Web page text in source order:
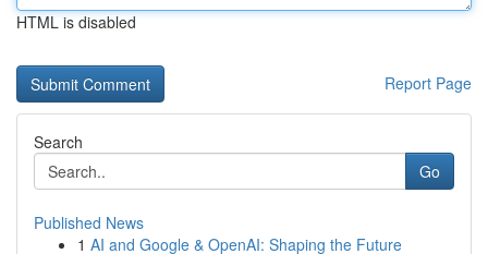
HTML is disabled
Report Page
Search
Go
Published News
1 AI and Google & OpenAI: Shaping the Future